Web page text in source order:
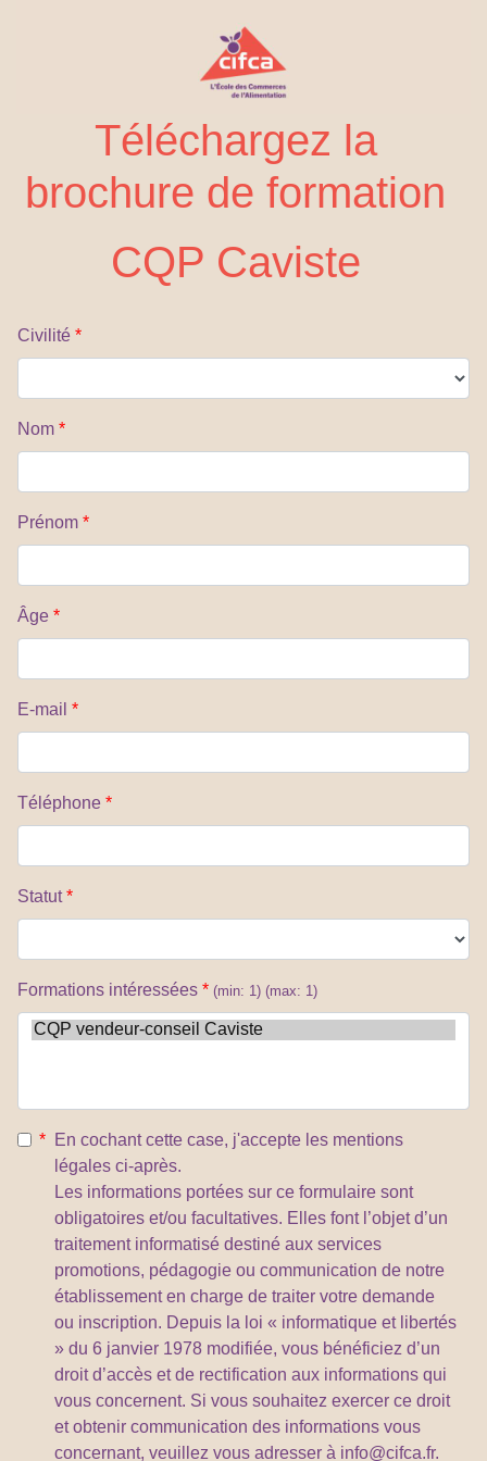
Téléchargez la
brochure de formation
CQP Caviste
Civilité *
Nom *
Prénom *
Âge *
E-mail *
Téléphone *
Statut*
Formations intéressées * (min: 1) (max: 1)
* En cochant cette case, j'accepte les mentions
légales ci-après.
Les informations portées sur ce formulaire sont
obligatoires et/ou facultatives. Elles font l’objet d’un
traitement informatisé destiné aux services
promotions, pédagogie ou communication de notre
établissement en charge de traiter votre demande
ou inscription. Depuis la loi « informatique et libertés
» du 6 janvier 1978 modifiée, vous bénéficiez d’un
droit d’accès et de rectification aux informations qui
vous concernent. Si vous souhaitez exercer ce droit
et obtenir communication des informations vous
concernant, veuillez vous adresser à info@cifca.fr.